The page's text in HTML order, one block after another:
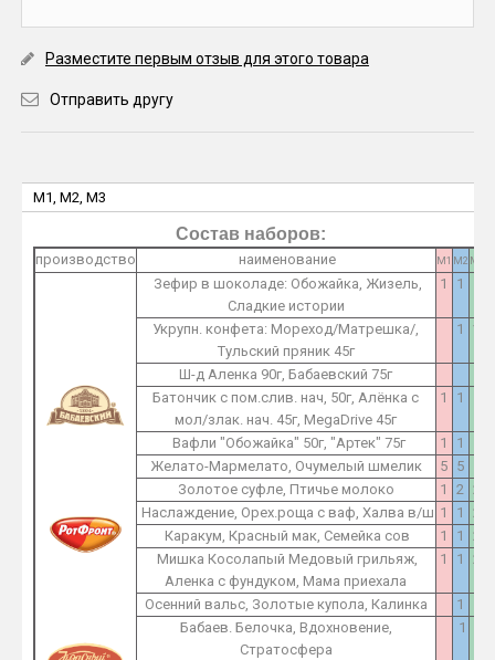
Разместите первым отзыв для этого товара
Отправить другу
M1, M2, M3
Состав наборов:
производство наименование M1 M2 M3
Зефир в шоколаде: Обожайка, Жизель,
Сладкие истории
1 1
Укрупн. конфета: Мореход/Матрешка/,
Тульский пряник 45г
1 1
Ш-д Аленка 90г, Бабаевский 75г
Батончик с пом.слив. нач, 50г, Алёнка с
мол/злак. нач. 45г, MegaDrive 45г
1 1
Вафли "Обожайка" 50г, "Артек" 75г 1 1
Желато-Мармелато, Очумелый шмелик
5 5
Золотое суфле, Птичье молоко
1 2 2
Наслаждение, Орех.роща с ваф, Халва в/ш 1 1
2
Каракум, Красный мак, Семейка сов
1 1
2
Мишка Косолапый Медовый грильяж,
Аленка с фундуком, Мама приехала
1 1 2
Осенний вальс, Золотые купола, Калинка 1
Бабаев. Белочка, Вдохновение,
Стратосфера
1